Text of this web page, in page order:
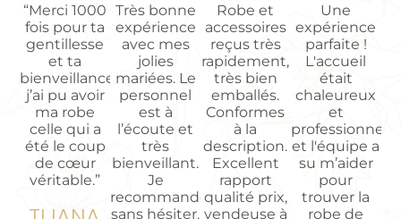
“Merci 1000
fois pour ta
gentillesse
et ta
bienveillance
j’ai pu avoir
ma robe
celle qui a
été le coup
de cœur
véritable.”
Très bonne
expérience
avec mes
jolies
mariées. Le
personnel
est à
l’écoute et
très
bienveillant.
Je
recommande
sans hésiter.
Robe et
accessoires
reçus très
rapidement,
très bien
emballés.
Conformes
à la
description.
Excellent
rapport
qualité prix,
vendeuse à
Une
expérience
parfaite !
L'accueil
était
chaleureux
et
professionnel,
et l'équipe a
su m’aider
pour
trouver la
robe de